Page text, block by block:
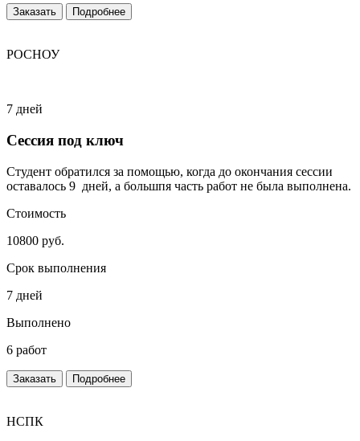
Заказать Подробнее
РОСНОУ
7 дней
Сессия под ключ
Студент обратился за помощью, когда до окончания сессии
оставалось 9 дней, а большпя часть работ не была выполнена.
Стоимость
10800 руб.
Срок выполнения
7 дней
Выполнено
6 работ
Заказать Подробнее
НСПК